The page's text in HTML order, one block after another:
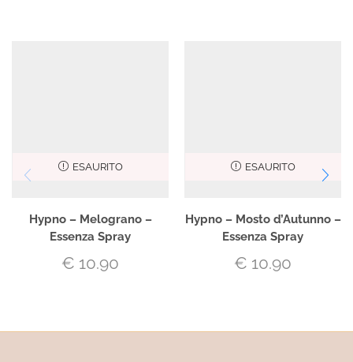
ESAURITO
Hypno – Melograno –
Essenza Spray
€ 10.90
ESAURITO
Hypno – Mosto d’Autunno –
Essenza Spray
€ 10.90